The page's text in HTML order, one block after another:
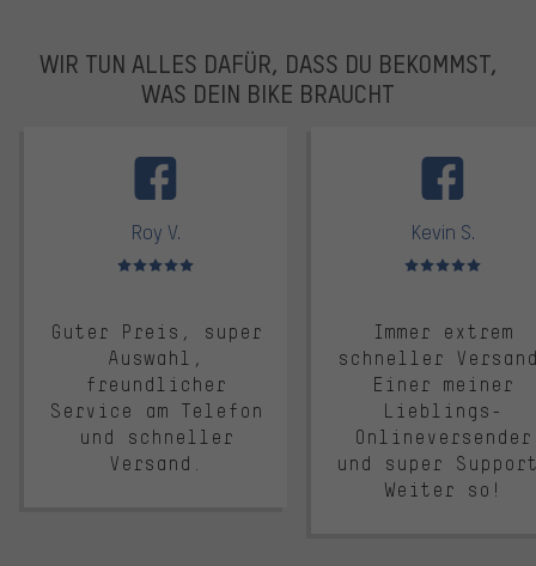
WIR TUN ALLES DAFÜR, DASS DU BEKOMMST,
WAS DEIN BIKE BRAUCHT
Roy V.
Bewertungen: 5 von 5
Guter Preis, super
Auswahl,
freundlicher
Service am Telefon
und schneller
Versand.
Kevin S.
Bewertungen: 5 von 5
Immer extrem
schneller
Einer meiner
Lieblings-
Onlineversender
und super
Weiter so!